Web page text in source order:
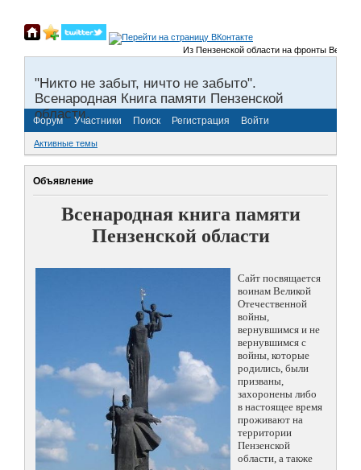
Из Пензенской области на фронты Великой
"Никто не забыт, ничто не забыто".
Всенародная Книга памяти Пензенской
области.
Форум Участники Поиск Регистрация Войти
Активные темы
Объявление
Всенародная книга памяти
Пензенской области
Сайт посвящается
воинам Великой
Отечественной
войны,
вернувшимся и не
вернувшимся с
войны, которые
родились, были
призваны,
захоронены либо
в настоящее время
проживают на
территории
Пензенской
области, а также